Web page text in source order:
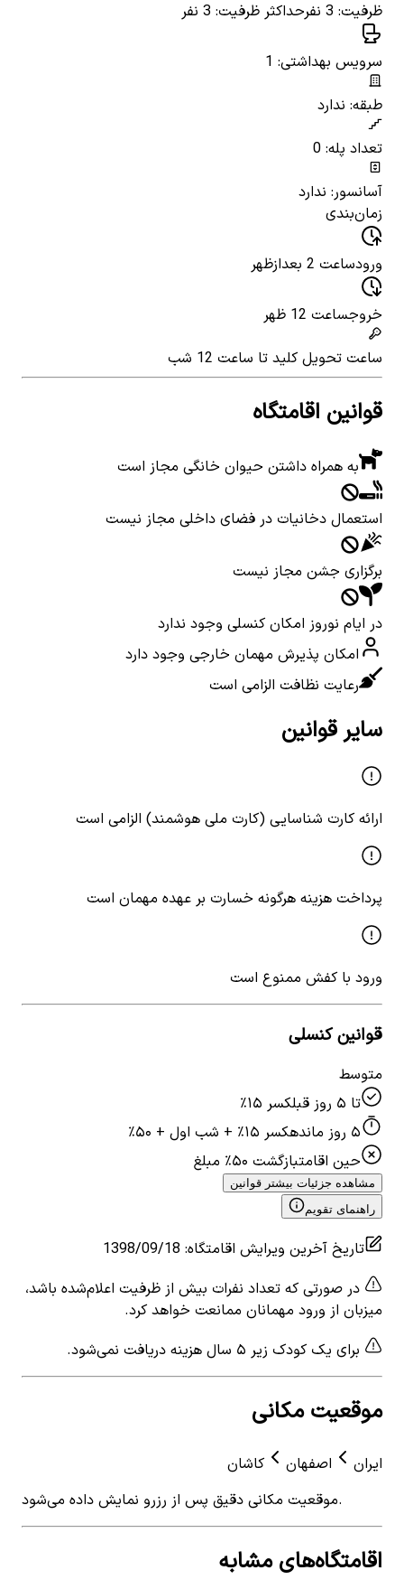
ظرفیت: 3 نفر
حداکثر ظرفیت: 3 نفر
سرویس بهداشتی: 1
طبقه: ندارد
تعداد پله: 0
آسانسور: ندارد
زمان‌بندی
ورودساعت 2 بعدازظهر
خروجساعت 12 ظهر
ساعت تحویل کلید تا ساعت 12 شب
قوانین اقامتگاه
به همراه داشتن حیوان خانگی مجاز است
استعمال دخانیات در فضای داخلی مجاز نیست
برگزاری جشن مجاز نیست
در ایام نوروز امکان کنسلی وجود ندارد
امکان پذیرش مهمان خارجی وجود دارد
رعایت نظافت الزامی است
سایر قوانین
ارائه کارت شناسایی (کارت ملی هوشمند) الزامی است
پرداخت هزینه هرگونه خسارت بر عهده مهمان است
ورود با کفش ممنوع است
قوانین کنسلی
متوسط
تا ۵ روز قبل
کسر ۱۵٪
۵ روز مانده
کسر ۱۵٪ + شب اول + ۵۰٪
حین اقامتبازگشت ۵۰٪ مبلغ
مشاهده جزئیات بیشتر قوانین
راهنمای تقویم
تاریخ آخرین ویرایش اقامتگاه:
1398/09/18
در صورتی که تعداد نفرات بیش از ظرفیت اعلام‌شده باشد،
میزبان از ورود مهمانان ممانعت خواهد کرد.
برای یک کودک زیر ۵ سال هزینه دریافت نمی‌شود.
موقعیت مکانی
ایران اصفهان
کاشان
موقعیت مکانی دقیق پس از رزرو نمایش داده می‌شود.
اقامتگاه‌های مشابه